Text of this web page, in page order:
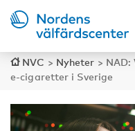
NVC > Nyheter >
e-cigaretter i Sverige